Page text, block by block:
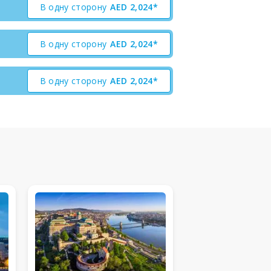
В одну сторону AED 2,024*
В одну сторону AED 2,024*
В одну сторону AED 2,024*